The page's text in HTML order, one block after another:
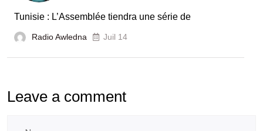
Tunisie : L’Assemblée tiendra une série de
Radio Awledna Juil 14
Leave a comment